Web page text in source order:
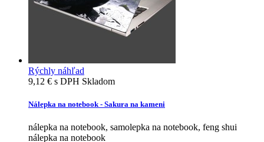
Rýchly náhľad
9,12 € s DPH Skladom
Nálepka na notebook - Sakura na kameni
nálepka na notebook, samolepka na notebook, feng shui
nálepka na notebook